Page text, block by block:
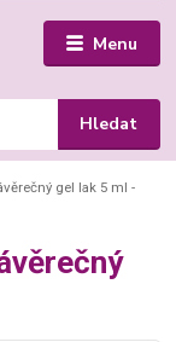
Menu
Hledat
gel lak 5 ml -